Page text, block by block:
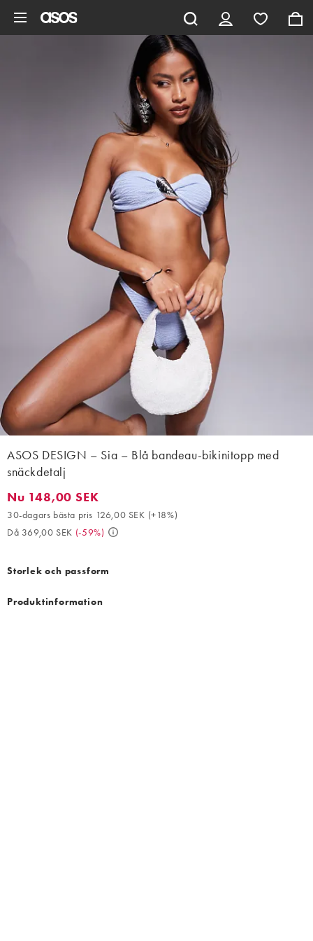
ASOS DESIGN – Sia – Blå bandeau-bikinitopp med
snäckdetalj
Nu 148,00 SEK. 30-dagars bästa pris 126,00 SEK (+18%). Då
Nu 148,00 SEK
30-dagars bästa pris 126,00 SEK (+18%)
Då 369,00 SEK (-59%)
Storlek och passform
Produktinformation